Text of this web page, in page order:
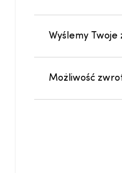
Wyślemy Twoje
Możliwość